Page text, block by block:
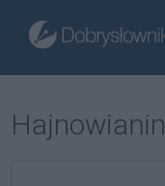
Hajnowianin